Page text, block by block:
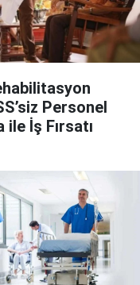
Personel
ile İş Fırsatı